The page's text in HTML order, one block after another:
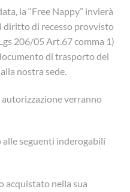
la “Free Nappy” invierà
diritto di recesso provvisto
206/05 Art.67 comma 1)
di trasporto del
nostra sede.
verranno
seguenti inderogabili
acquistato nella sua